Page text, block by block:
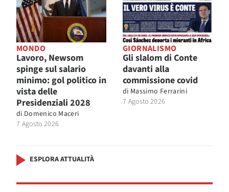
MONDO
Lavoro, Newsom
spinge sul salario
minimo: gol politico in
vista delle
Presidenziali 2028
di Domenico Maceri
7 Agosto 2026
GIORNALISMO
Gli slalom di Conte
davanti alla
commissione covid
di Massimo Ferrarini
7 Agosto 2026
ESPLORA ATTUALITÀ